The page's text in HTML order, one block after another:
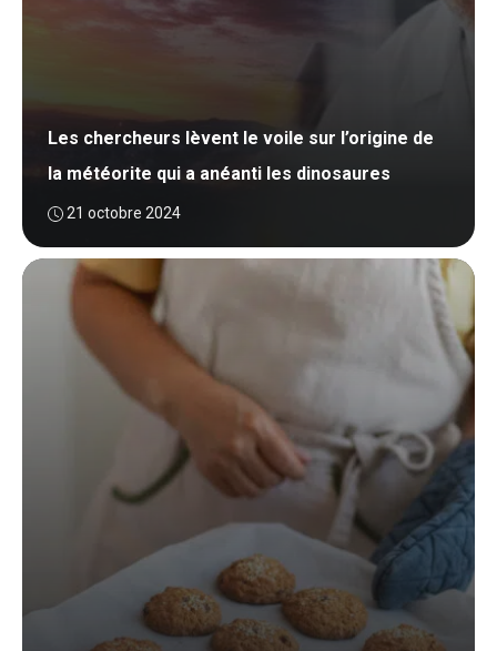
Les chercheurs lèvent le voile sur l’origine de
la météorite qui a anéanti les dinosaures
21 octobre 2024